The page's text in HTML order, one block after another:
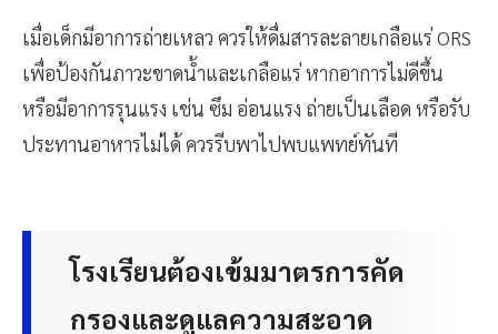
เมื่อเด็กมีอาการถ่ายเหลว ควรให้ดื่มสารละลายเกลือแร่ ORS
เพื่อป้องกันภาวะขาดน้ำและเกลือแร่ หากอาการไม่ดีขึ้น
หรือมีอาการรุนแรง เช่น ซึม อ่อนแรง ถ่ายเป็นเลือด หรือรับ
ประทานอาหารไม่ได้ ควรรีบพาไปพบแพทย์ทันที
โรงเรียนต้องเข้มมาตรการคัด
กรองและดูแลความสะอาด